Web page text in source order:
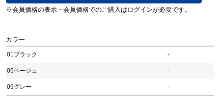
カラー
01ブラック -
05ベージュ -
09グレー -